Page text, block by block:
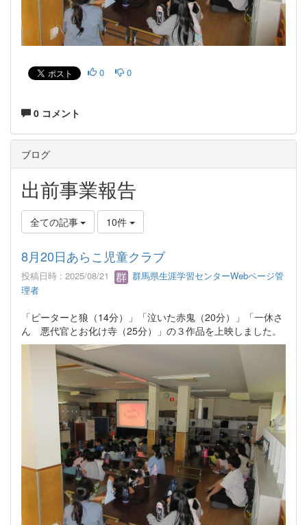
0 0
0 コメント
ブログ
出前事業報告
全ての記事 10件
8月20日あらこ児童クラブ
投稿日時 : 2025/08/21
群馬県生涯学習センターWebページ管
理者
「ピーターと狼（14分）」「泣いた赤鬼（20分）」「一休さ
ん 悪代官とお化け寺（25分）」の３作品を上映しました。